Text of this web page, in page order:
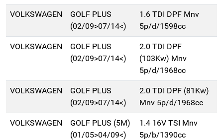
VOLKSWAGEN
GOLF PLUS
(02/09>07/14<)
1.6 TDI DPF Mnv
5p/d/1598cc
VOLKSWAGEN
GOLF PLUS
(02/09>07/14<)
2.0 TDI DPF
(103Kw) Mnv
5p/d/1968cc
VOLKSWAGEN
GOLF PLUS
(02/09>07/14<)
2.0 TDI DPF (81Kw)
Mnv 5p/d/1968cc
VOLKSWAGEN
GOLF PLUS (5M)
(01/05>04/09<)
1.4 16V TSI Mnv
5p/b/1390cc